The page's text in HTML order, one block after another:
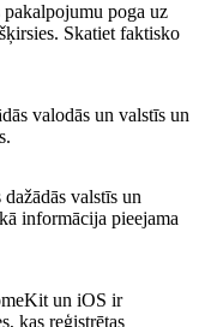
poga uz
Skatiet faktisko
valodās un valstīs un
valstīs un
informācija pieejama
un iOS ir
kas reģistrētas